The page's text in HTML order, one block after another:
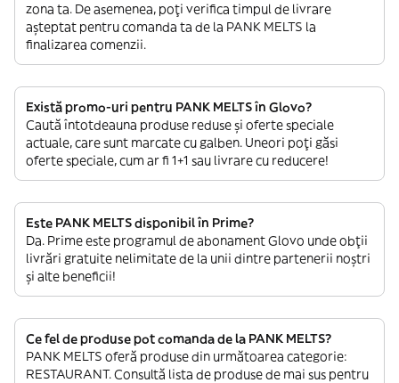
zona ta. De asemenea, poți verifica timpul de livrare
așteptat pentru comanda ta de la PANK MELTS la
finalizarea comenzii.
Există promo-uri pentru PANK MELTS în Glovo?
Caută întotdeauna produse reduse și oferte speciale
actuale, care sunt marcate cu galben. Uneori poți găsi
oferte speciale, cum ar fi 1+1 sau livrare cu reducere!
Este PANK MELTS disponibil în Prime?
Da. Prime este programul de abonament Glovo unde obții
livrări gratuite nelimitate de la unii dintre partenerii noștri
și alte beneficii!
Ce fel de produse pot comanda de la PANK MELTS?
PANK MELTS oferă produse din următoarea categorie:
RESTAURANT. Consultă lista de produse de mai sus pentru